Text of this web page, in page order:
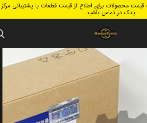
محصولات برای اطلاع از قیمت قطعات با پشتیبانی مرکز
یدک در تماس باشید.